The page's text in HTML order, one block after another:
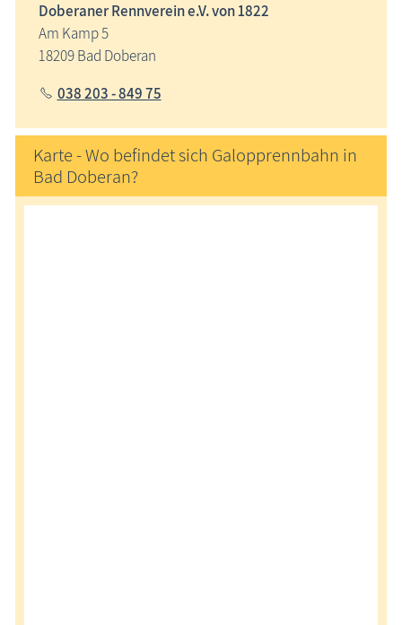
Doberaner Rennverein e.V. von 1822
Am Kamp 5
18209 Bad Doberan
038 203 - 849 75
Karte - Wo befindet sich Galopprennbahn in
Bad Doberan?